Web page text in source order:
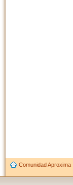
Comunidad Aproxima